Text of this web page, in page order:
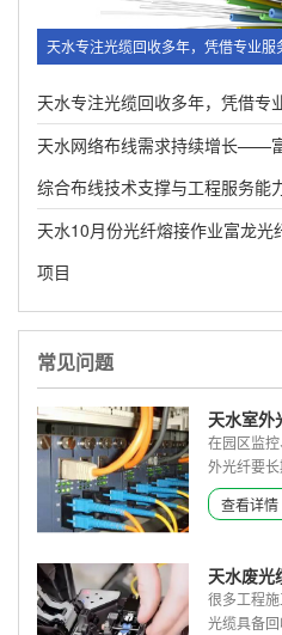
天水专注光缆回收多年，凭借专业服
天水专注光缆回收多年，凭借专
天水网络布线需求持续增长——
综合布线技术支撑与工程服务能
天水10月份光纤熔接作业富龙
项目
常见问题
在园区监
外光纤要
环...
查看详情
很多工程
光缆具备